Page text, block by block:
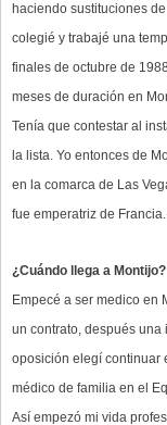
haciendo sustituciones
colegié y trabajé una
finales de octubre de
meses de duración en
Tenía que contestar al
la lista. Yo entonces de
en la comarca de Las
fue emperatriz de
¿Cuándo llega a Montijo?
Empecé a ser medico en
un contrato, después una
oposición elegí continuar
médico de familia en el
Así empezó mi vida